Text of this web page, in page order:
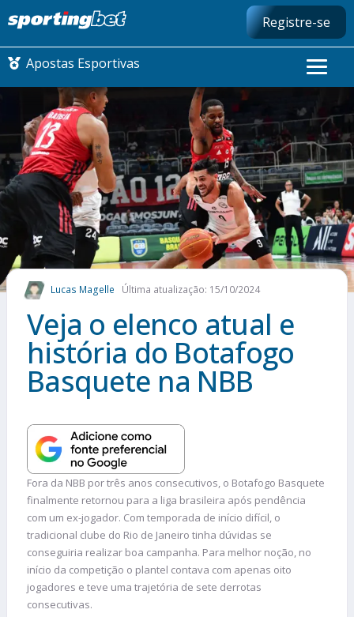
Registre-se
Apostas Esportivas
CONMEBOL LIBERTADORES
FUTEBOL NACIONAL
FUTEBOL INTERNACIONAL
COMO APOSTAR
MAIS ESPORTES
Lucas Magelle Última atualização: 15/10/2024
Veja o elenco atual e
história do Botafogo
Basquete na NBB
Fora da NBB por três anos consecutivos, o Botafogo Basquete
finalmente retornou para a liga brasileira após pendência
com um ex-jogador. Com temporada de início difícil, o
tradicional clube do Rio de Janeiro tinha dúvidas se
conseguiria realizar boa campanha. Para melhor noção, no
início da competição o plantel contava com apenas oito
jogadores e teve uma trajetória de sete derrotas
consecutivas.